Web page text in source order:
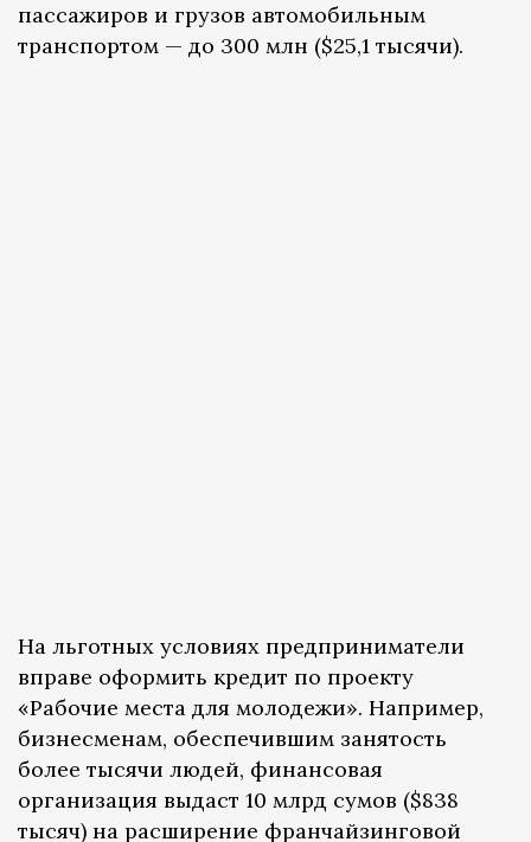
пассажиров и грузов автомобильным
транспортом — до 300 млн ($25,1 тысячи).
На льготных условиях предприниматели
вправе оформить кредит по проекту
«Рабочие места для молодежи». Например,
бизнесменам, обеспечившим занятость
более тысячи людей, финансовая
организация выдаст 10 млрд сумов ($838
тысяч) на расширение франчайзинговой